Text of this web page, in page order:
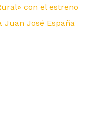
con el estreno
Juan José España